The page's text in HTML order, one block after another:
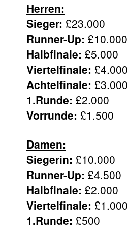
Herren:
Sieger: £23.000
Runner-Up: £10.000
Halbfinale: £5.000
Viertelfinale: £4.000
Achtelfinale: £3.000
1.Runde: £2.000
Vorrunde: £1.500
Damen:
Siegerin: £10.000
Runner-Up: £4.500
Halbfinale: £2.000
Viertelfinale: £1.000
1.Runde: £500